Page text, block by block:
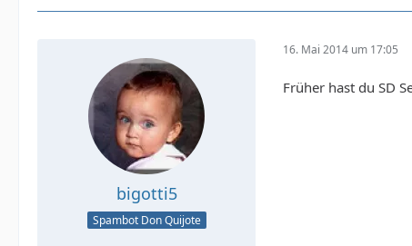
bigotti5
Spambot Don Quijote
16. Mai 2014 um 17:05
Früher hast du SD